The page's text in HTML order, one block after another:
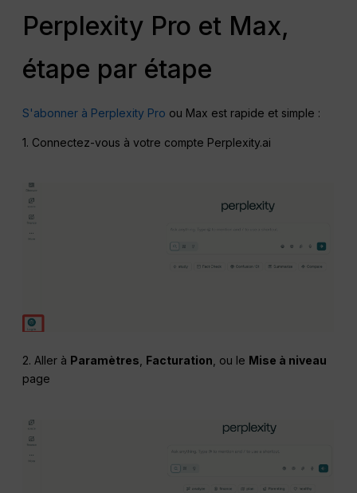
Perplexity Pro et Max,
étape par étape
S'abonner à Perplexity Pro ou Max est rapide et simple :
1. Connectez-vous à votre compte Perplexity.ai
2. Aller à Paramètres Facturation , ou le Mise à niveau
page